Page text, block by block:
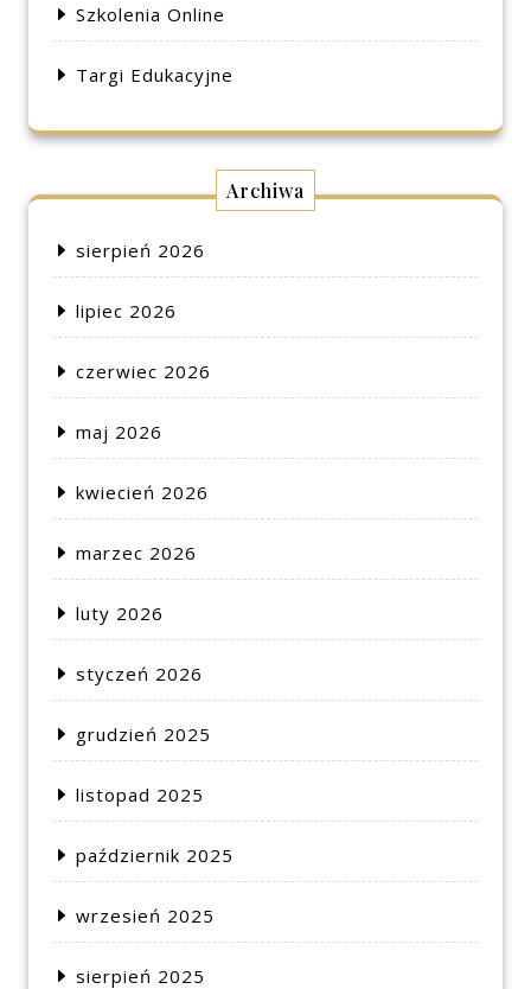
Szkolenia Online
Targi Edukacyjne
Archiwa
sierpień 2026
lipiec 2026
czerwiec 2026
maj 2026
kwiecień 2026
marzec 2026
luty 2026
styczeń 2026
grudzień 2025
listopad 2025
październik 2025
wrzesień 2025
sierpień 2025